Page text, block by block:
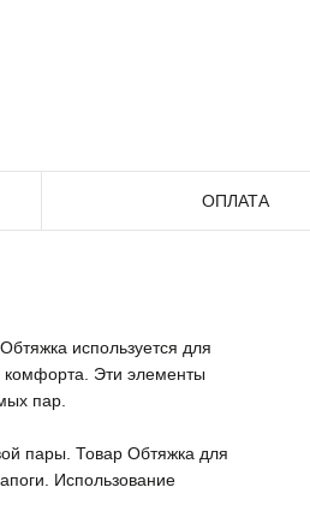
ОПЛАТА
используется для
комфорта. Эти элементы
пар.
пары. Товар Обтяжка для
Использование